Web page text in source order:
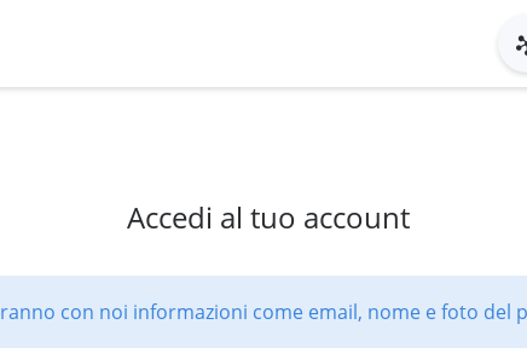
Accedi al tuo account
con noi informazioni come email, nome e foto del